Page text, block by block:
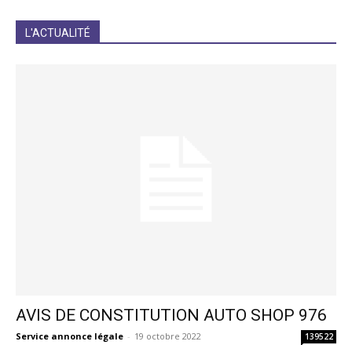
L'ACTUALITÉ
AVIS DE CONSTITUTION AUTO SHOP 976
Service annonce légale - 19 octobre 2022 139522